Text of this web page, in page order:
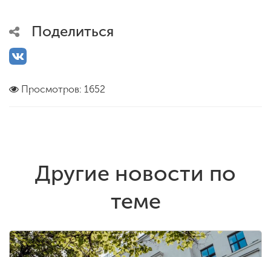
Поделиться
Просмотров: 1652
Другие новости по
теме